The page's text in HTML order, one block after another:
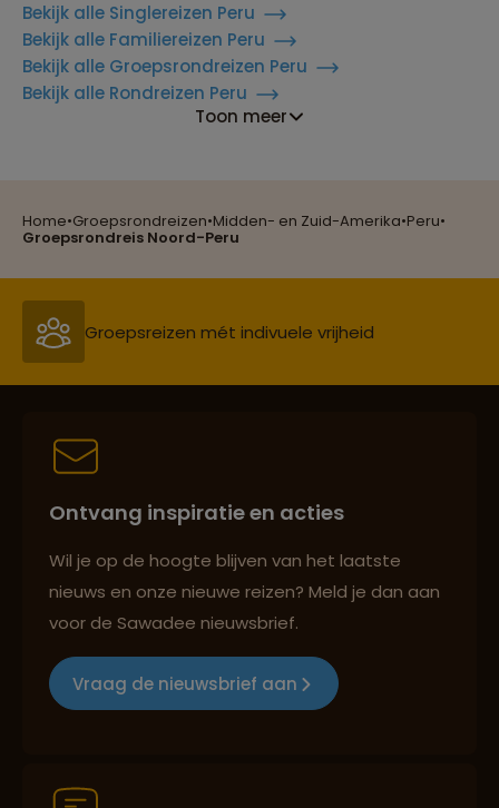
Home•Groepsrondreizen•Midden- en Zuid-Amerika•Peru•
Groepsrondreis Noord-Peru
Bekijk alle Singlereizen Peru
Bekijk alle Familiereizen Peru
Bekijk alle Groepsrondreizen Peru
Bekijk alle Rondreizen Peru
Toon meer
Reizen met oog voor mens, cultuur en milieu
Groepsreizen mét indivuele vrijheid
Persoonlijk en deskundig reisadvies
Best beoordeelde reisroutes
Groepsreizen mét indivuele vrijheid
Ontvang inspiratie en acties
Wil je op de hoogte blijven van het laatste
nieuws en onze nieuwe reizen? Meld je dan aan
voor de Sawadee nieuwsbrief.
Vraag de nieuwsbrief aan